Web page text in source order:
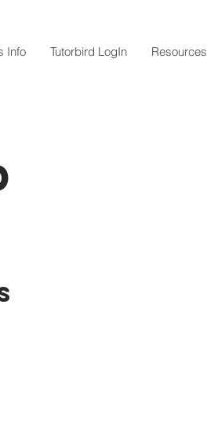
Info Tutorbird LogIn Resources